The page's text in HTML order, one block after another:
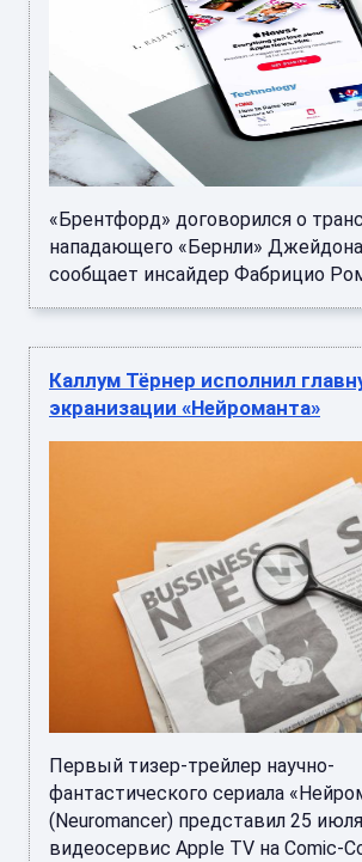
«Брентфорд» договорился о
нападающего «Бернли»
сообщает инсайдер Фабрицио
Каллум Тёрнер исполнил
экранизации «Нейроманта»
Первый тизер-трейлер научно-
фантастического сериала
(Neuromancer) представил 25
видеосервис Apple TV на Comic-